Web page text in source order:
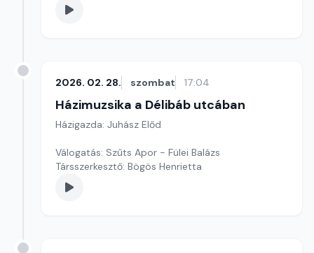
2026. 02. 28. szombat 17:04
Házimuzsika a Délibáb utcában
Házigazda: Juhász Előd
Válogatás: Szűts Apor - Fülei Balázs
Társszerkesztő: Bögös Henrietta